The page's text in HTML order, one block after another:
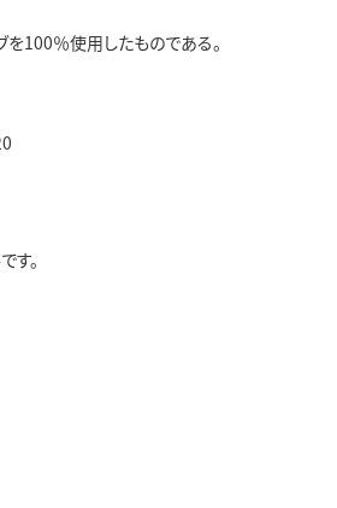
100％使用したものである。
す。